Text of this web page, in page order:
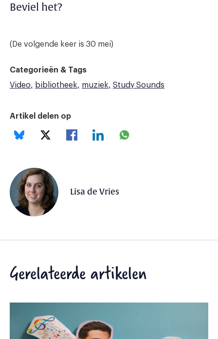
Beviel het?
(De volgende keer is 30 mei)
Categorieën & Tags
Video
bibliotheek muziek Study Sounds
Artikel delen op
Lisa de Vries
Gerelateerde artikelen